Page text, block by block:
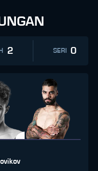
2 SERI 0